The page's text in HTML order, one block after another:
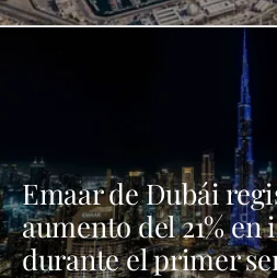
Emaar de Dubái
aumento del 21% en
durante el primer